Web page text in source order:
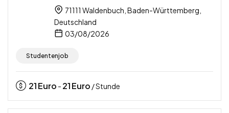
71111 Waldenbuch, Baden-Württemberg,
Deutschland
03/08/2026
Studentenjob
21Euro - 21Euro / Stunde